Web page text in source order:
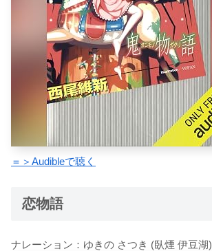
＝＞Audibleで聴く
恋物語
ナレーション：ゆきの さつき (臥煙 伊豆湖)